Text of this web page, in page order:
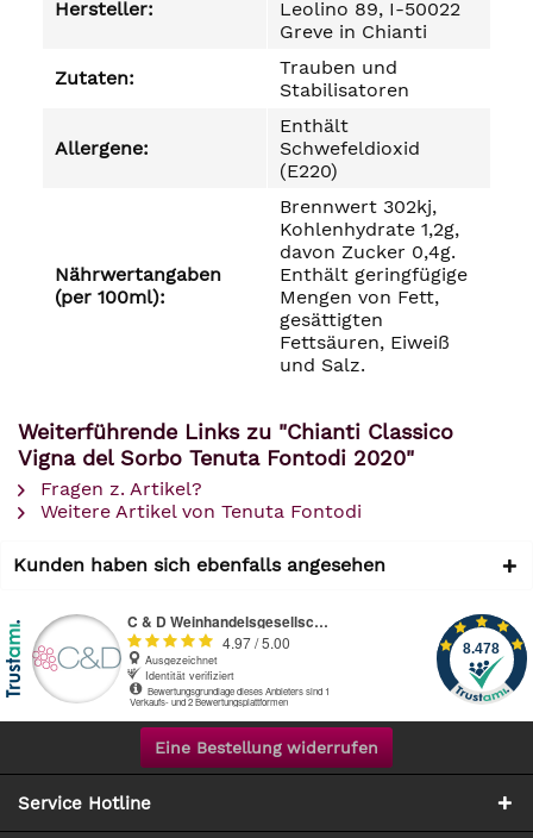
Hersteller:
Leolino 89, I-50022
Greve in Chianti
Zutaten:
Trauben und
Stabilisatoren
Allergene:
Enthält
Schwefeldioxid
(E220)
Nährwertangaben
(per 100ml):
Brennwert 302kj,
Kohlenhydrate 1,2g,
davon Zucker 0,4g.
Enthält geringfügige
Mengen von Fett,
gesättigten
Fettsäuren, Eiweiß
und Salz.
Weiterführende Links zu "Chianti Classico
Vigna del Sorbo Tenuta Fontodi 2020"
Fragen z. Artikel?
Weitere Artikel von Tenuta Fontodi
Kunden haben sich ebenfalls angesehen
Eine Bestellung widerrufen
Service Hotline